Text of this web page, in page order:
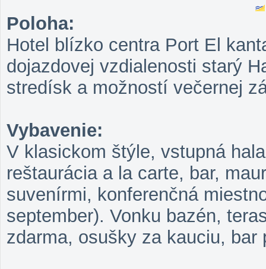
Poloha:
Hotel blízko centra Port El
dojazdovej vzdialenosti starý
stredísk a možností večernej
Vybavenie:
V klasickom štýle, vstupná
reštaurácia a la carte, bar,
suvenírmi, konferenčná
september). Vonku bazén,
zdarma, osušky za kauciu, bar